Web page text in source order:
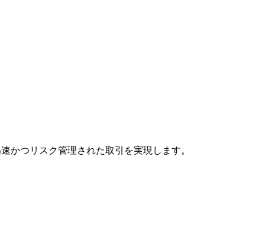
かつリスク管理された取引を実現します。